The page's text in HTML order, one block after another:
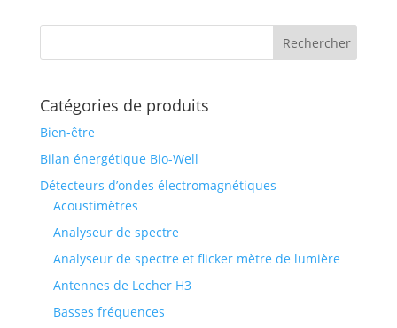
Catégories de produits
Bien-être
Bilan énergétique Bio-Well
Détecteurs d’ondes électromagnétiques
Acoustimètres
Analyseur de spectre
Analyseur de spectre et flicker mètre de lumière
Antennes de Lecher H3
Basses fréquences